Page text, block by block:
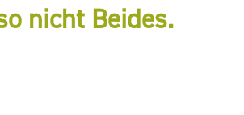
nicht Beides.